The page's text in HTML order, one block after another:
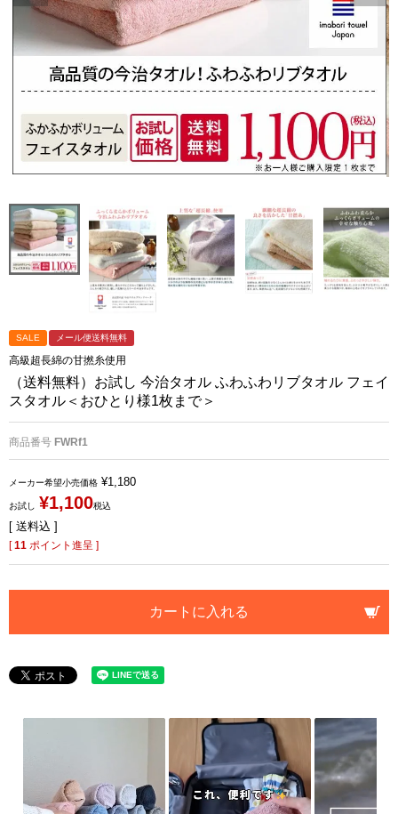
SALE メール便送料無料
高級超長綿の甘撚糸使用
（送料無料）お試し 今治タオル ふわふわリブタオル フェイ
スタオル＜おひとり様1枚まで＞
商品番号 FWRf1
メーカー希望小売価格 ¥1,180
お試し ¥1,100税込
送料込
[11 ポイント進呈 ]
カートに入れる